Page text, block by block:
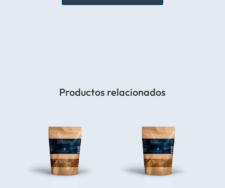
Productos relacionados